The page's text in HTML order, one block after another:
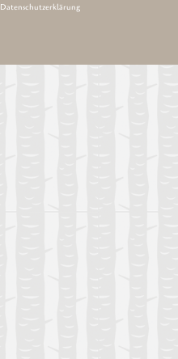
Datenschutzerklärung